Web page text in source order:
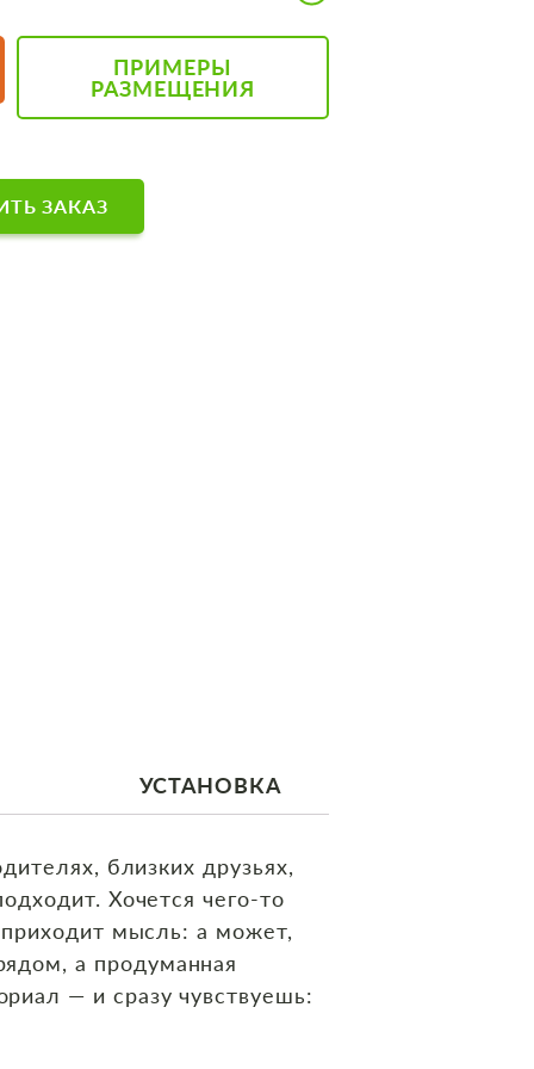
ПРИМЕРЫ
РАЗМЕЩЕНИЯ
ЗАКАЗ
УСТАНОВКА
близких друзьях,
Хочется чего‑то
мысль: а может,
а продуманная
— и сразу чувствуешь: